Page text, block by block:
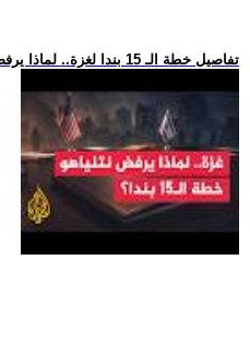
.. تفاصيل خطة الـ 15 بندا لغزة.. لماذا يرفضها نتنياهو ويصطدم مع